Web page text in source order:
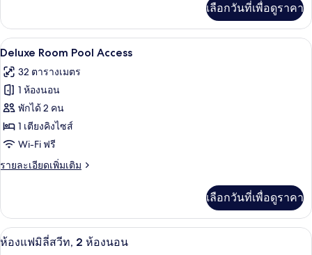
ทีฟ
สวีท
เกี่ยว
กับ
ห้อง
เซก
คิว
สวี
ท
เลือกวันที่เพื่อดูราคา
เปิด
ภาพถ่าย
ทั้งหมด
ของ
Deluxe
Room
Access
Deluxe Room Pool Access | โต๊ะทำง
18
Deluxe Room Pool Access
32 ตารางเมตร
1 ห้องนอน
พักได้ 2 คน
1 เตียงคิงไซส์
Wi-Fi ฟรี
รายละเอียดเพิ่มเติม
ราย
เกี่ยว
กับ
Deluxe
เลือกวันที่เพื่อดูราคา
เปิด
ห้องแฟมิลี่สวีท, 2 ห้องนอน | โต๊ะทำงา
12
ห้องแฟมิลี่สวีท, 2 ห้องนอน